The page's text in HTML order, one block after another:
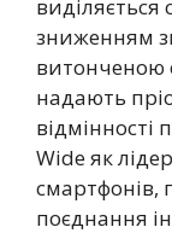
виділяється
зниженням
витонченою
надають
відмінності
Wide як
смартфонів,
поєднання